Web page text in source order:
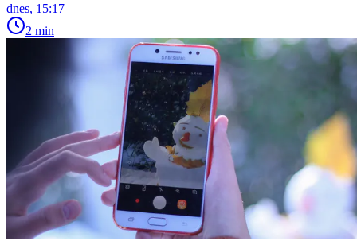
dnes, 15:17
2 min